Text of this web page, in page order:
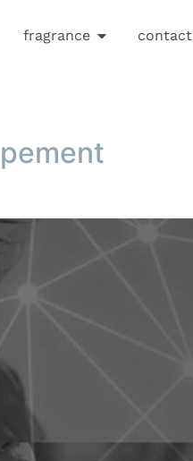
fragrance contact